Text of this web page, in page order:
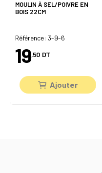
MOULIN À SEL/POIVRE EN
BOIS 22CM
Référence: 3-9-6
19,50 DT
Ajouter